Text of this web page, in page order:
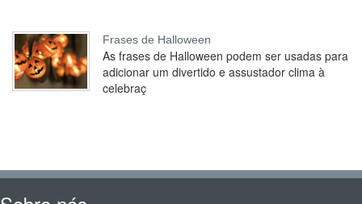
Frases de Halloween
As frases de Halloween podem ser usadas para
adicionar um divertido e assustador clima à
celebraç